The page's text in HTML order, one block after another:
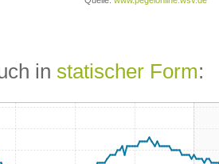
in statischer Form: